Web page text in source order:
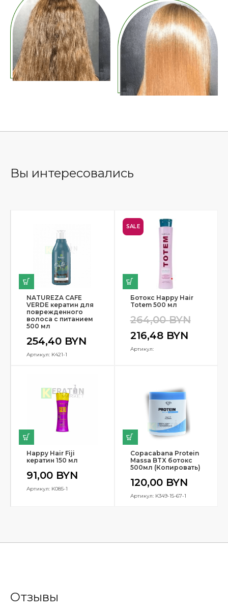
Вы интересовались
NATUREZA CAFE
VERDE кератин для
поврежденного
волоса с питанием
500 мл
254,40 BYN
Артикул: K421-1
SALE
Ботокс Happy Hair
Totem 500 мл
264,00BYN
216,48 BYN
Артикул:
Happy Hair Fiji
кератин 150 мл
91,00 BYN
Артикул: K085-1
Copacabana Protein
Massa BTX ботокс
500мл (Копировать)
120,00 BYN
Артикул: K349-15-67-1
Отзывы